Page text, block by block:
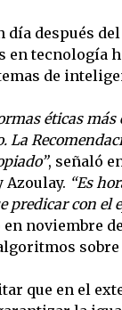
día después
tecnología
de
éticas
La
, señaló
“Es
predicar con el
noviembre
sobre
que en el